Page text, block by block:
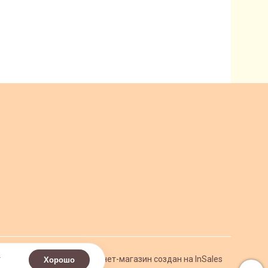
Интернет-магазин создан на InSales
Хорошо